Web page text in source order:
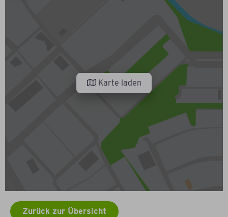
Karte laden
Zurück zur Übersicht